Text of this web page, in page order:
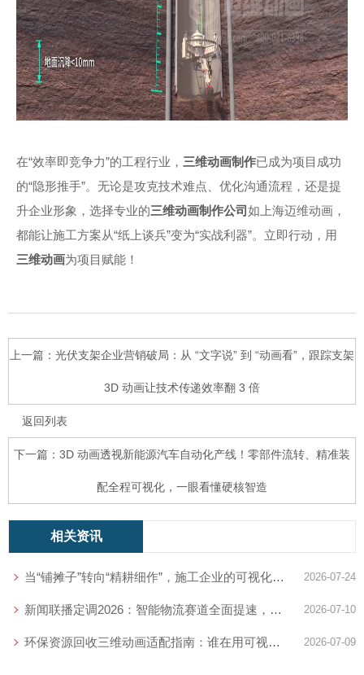
在“效率即竞争力”的工程行业， 三维动画制作已成为项目成功
的“隐形推手”。无论是攻克技术难点、优化沟通流程，还是提
升企业形象，选择专业的三维动画制作公司如上海迈维动画，
都能让施工方案从“纸上谈兵”变为“实战利器”。立即行动，用
三维动画为项目赋能！
上一篇：光伏支架企业营销破局：从 “文字说” 到 “动画看”，跟踪支架
3D 动画让技术传递效率翻 3 倍
返回列表
下一篇：3D 动画透视新能源汽车自动化产线！零部件流转、精准装
配全程可视化，一眼看懂硬核智造
相关资讯
当“铺摊子”转向“精耕细作”，施工企业的可视化能力准备好了吗？ 2026-07-24
新闻联播定调2026：智能物流赛道全面提速，你的技术展示跟上节奏了吗？ 2026-07-10
环保资源回收三维动画适配指南：谁在用可视化打通循环产业营销壁垒 2026-07-09